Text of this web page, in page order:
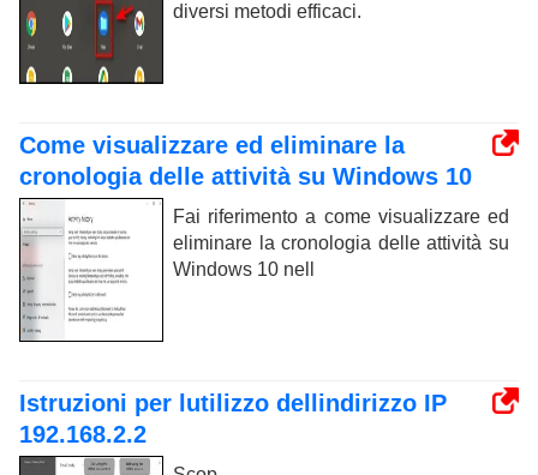
diversi metodi efficaci.
Come visualizzare ed eliminare la
cronologia delle attività su Windows 10
Fai riferimento a come visualizzare ed
eliminare la cronologia delle attività su
Windows 10 nell
Istruzioni per lutilizzo dellindirizzo IP
192.168.2.2